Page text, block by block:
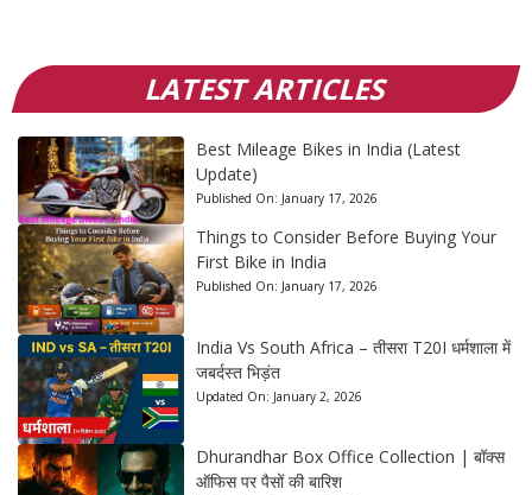
LATEST ARTICLES
Best Mileage Bikes in India (Latest
Update)
Published On: January 17, 2026
Things to Consider Before Buying Your
First Bike in India
Published On: January 17, 2026
India Vs South Africa – तीसरा T20I धर्मशाला में
जबर्दस्त भिड़ंत
Updated On: January 2, 2026
Dhurandhar Box Office Collection | बॉक्स
ऑफिस पर पैसों की बारिश